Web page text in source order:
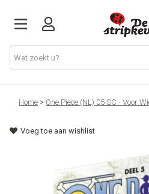
STRIPKEVER
NIEUWE RELEASES
Home > One Piece (NL) 05 SC - Voor
Voeg toe aan wishlist